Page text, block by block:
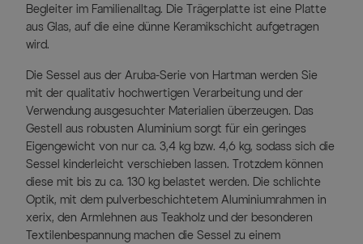
Begleiter im Familienalltag. Die Trägerplatte ist eine Platte
aus Glas, auf die eine dünne Keramikschicht aufgetragen
wird.
Die Sessel aus der Aruba-Serie von Hartman werden Sie
mit der qualitativ hochwertigen Verarbeitung und der
Verwendung ausgesuchter Materialien überzeugen. Das
Gestell aus robusten Aluminium sorgt für ein geringes
Eigengewicht von nur ca. 3,4 kg bzw. 4,6 kg, sodass sich die
Sessel kinderleicht verschieben lassen. Trotzdem können
diese mit bis zu ca. 130 kg belastet werden. Die schlichte
Optik, mit dem pulverbeschichtetem Aluminiumrahmen in
xerix, den Armlehnen aus Teakholz und der besonderen
Textilenbespannung machen die Sessel zu einem